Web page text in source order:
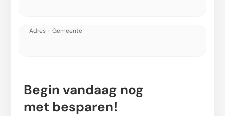
Adres + Gemeente
Begin vandaag nog
met besparen!